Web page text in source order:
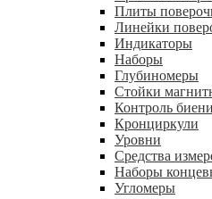
Плиты
Линейки
Индикаторы
Наборы
Глубиномеры
Стойки
Контроль
Кронциркули
Уровни
Средства
Наборы
Угломеры